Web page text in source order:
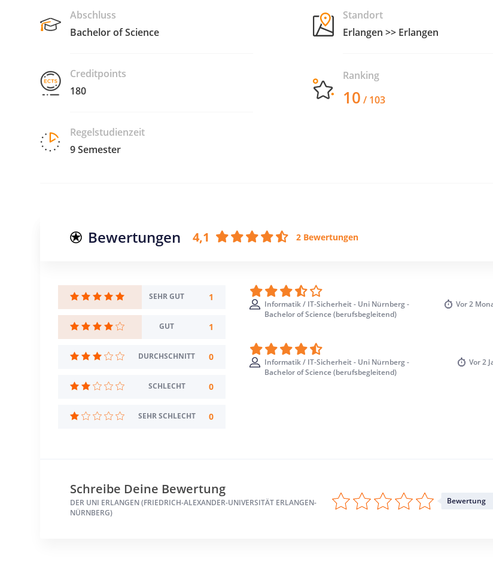
Abschluss
Bachelor of Science
Creditpoints
180
Regelstudienzeit
9 Semester
Standort
Erlangen >> Erlangen
Ranking
10 / 103
Bewertungen 4,1 2 Bewertungen
SEHR GUT 1
GUT 1
DURCHSCHNITT 0
SCHLECHT 0
SEHR SCHLECHT 0
Informatik / IT-Sicherheit - Uni Nürnberg -
Bachelor of Science (berufsbegleitend)
Vor2
Informatik / IT-Sicherheit - Uni Nürnberg -
Bachelor of Science (berufsbegleitend)
Vor2
Schreibe Deine Bewertung
DER UNI ERLANGEN (FRIEDRICH-ALEXANDER-UNIVERSITÄT ERLANGEN-
NÜRNBERG)
Bewertung